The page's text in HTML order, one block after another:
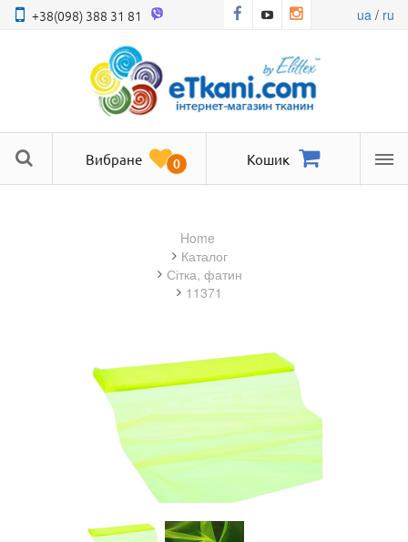
+38(098) 388 31 81 ua/ ru
Вибране 0 Кошик
Home
Каталог
сітка, фатин
11371